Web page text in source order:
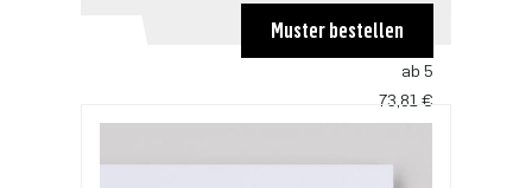
111,74 €
ab 5
73,81 €
70,50 €
Muster bestellen